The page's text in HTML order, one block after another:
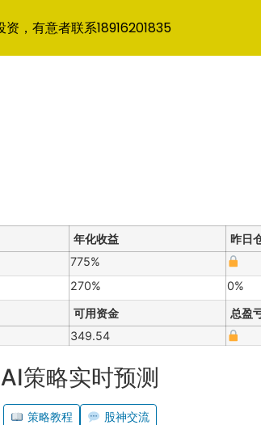
年化收益 昨日
775%
270%
0%
可用资金
总盈
349.54
AI策略实时预测
策略教程
股神交流
，有意者联系18916201835